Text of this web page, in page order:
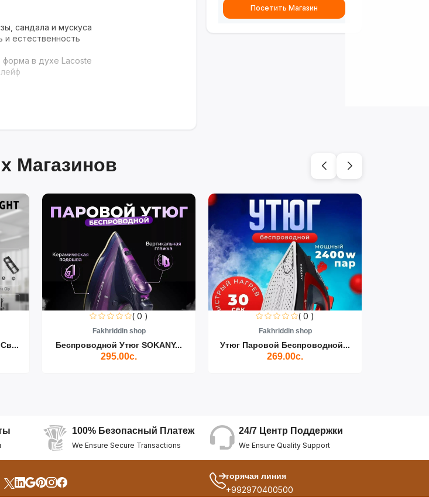
сандала и мускуса
естественность
в духе Lacoste
Посетить Магазин
Магазинов
( 0 )
Fakhriddin shop
Беспроводной Утюг SOKANY...
295.00с.
( 0 )
Fakhriddin shop
Утюг Паровой Беспроводной...
269.00с.
100% Безопасный Платеж
We Ensure Secure Transactions
24/7 Центр Поддержки
We Ensure Quality Support
горячая линия
+992970400500